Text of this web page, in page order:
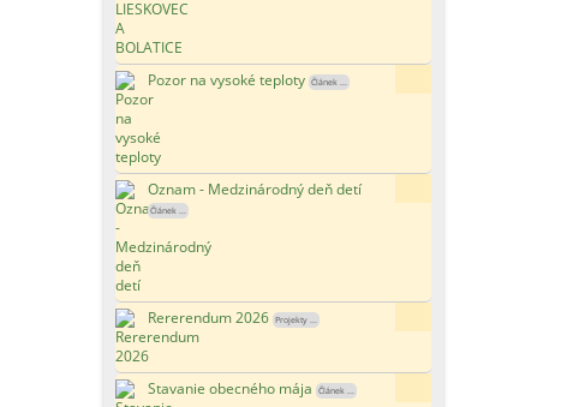
Pozor na vysoké teploty Článek ...
Oznam - Medzinárodný deň detí
Článek ...
Rererendum 2026 Projekty ...
Stavanie obecného mája Článek ...